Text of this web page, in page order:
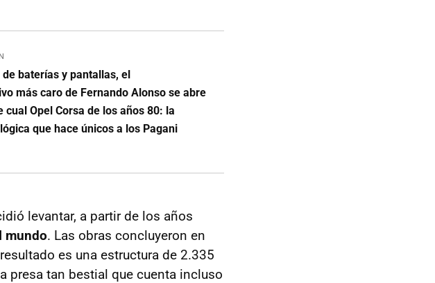
de baterías y pantallas, el
más caro de Fernando Alonso se abre
cual Opel Corsa de los años 80: la
que hace únicos a los Pagani
levantar, a partir de los años
mundo. Las obras concluyeron en
es una estructura de 2.335
presa tan bestial que cuenta incluso